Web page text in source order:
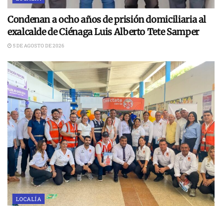
Condenan a ocho años de prisión domiciliaria al
exalcalde de Ciénaga Luis Alberto Tete Samper
5 DE AGOSTO DE 2026
LOCALÍA